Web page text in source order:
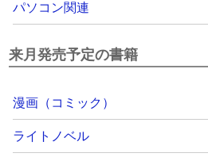
パソコン関連
来月発売予定の書籍
漫画（コミック）
ライトノベル